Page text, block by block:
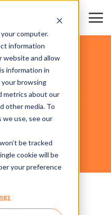
computer.
information
website and allow
information in
browsing
metrics about our
other media. To
use, see our
be tracked
cookie will be
your preference